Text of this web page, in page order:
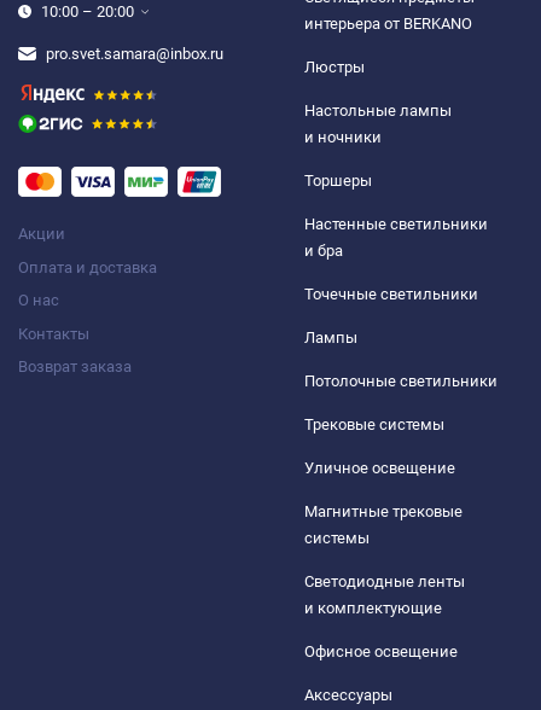
10:00 – 20:00
pro.svet.samara@inbox.ru
Акции
Оплата и доставка
О нас
Контакты
Возврат заказа
интерьера от BERKANO
Люстры
Настольные лампы
и ночники
Торшеры
Настенные светильники
и бра
Точечные светильники
Лампы
Потолочные светильники
Трековые системы
Уличное освещение
Магнитные трековые
системы
Светодиодные ленты
и комплектующие
Офисное освещение
Аксессуары